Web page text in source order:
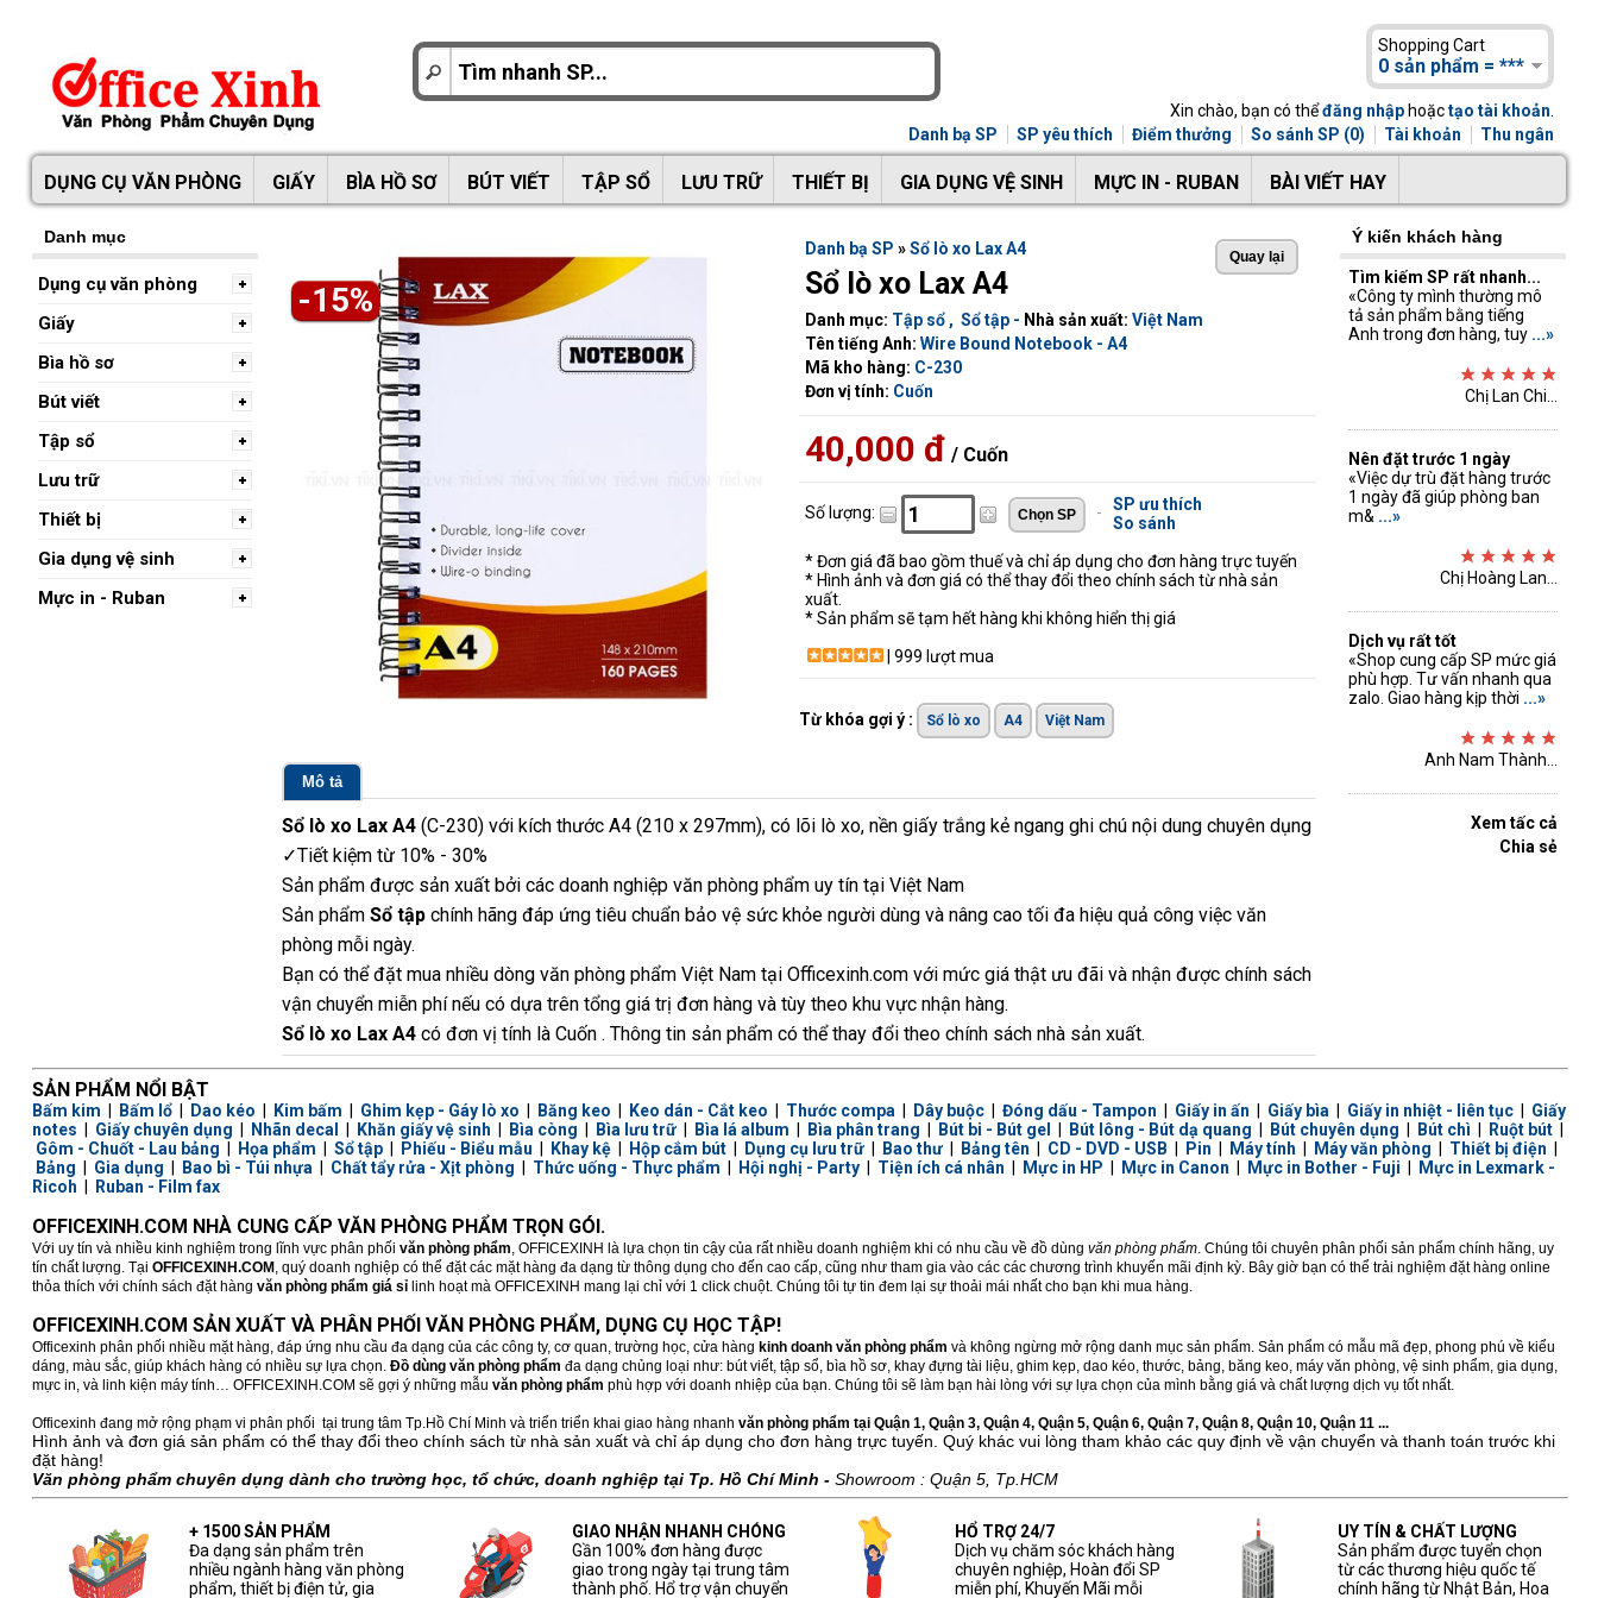
Shopping Cart
0 sản phẩm = ***
Xin chào, bạn có thểđăng nhập hoặctạo tài khoản
Danh bạ SP
SP yêu thích Điểm thưởng So sánh SP (0) Tài khoản Thu ngân
DỤNG CỤ VĂN PHÒNG GIẤY BÌA HỒ SƠ BÚT VIẾT TẬP SỔ LƯU TRỮ THIẾT BỊ GIA DỤNG VỆ SINH MỰC IN - RUBAN BÀI VIẾT HAY
Danh mục
Dụng cụ văn phòng
Giấy
Bìa hồ sơ
Bút viết
Tập sổ
Lưu trữ
Thiết bị
Gia dụng vệ sinh
Mực in - Ruban
Ý kiến khách hàng
Tìm kiếm SP rất nhanh...
«Công ty mình thường mô
tả sản phẩm bằng tiếng
Anh trong đơn hàng, tuy ...»
Chị Lan Chi...
Nên đặt trước 1 ngày
«Việc dự trù đặt hàng trước
1 ngày đã giúp phòng ban
m& ...»
Chị Hoàng Lan...
Dịch vụ rất tốt
«Shop cung cấp SP mức giá
phù hợp. Tư vấn nhanh qua
zalo. Giao hàng kịp thời ...»
Anh Nam Thành...
Xem tấc cả
Chia sẻ
-15%
Danh bạ SP »Sổ lò xo Lax A4
Sổ lò xo Lax A4
Danh mục: Tập sổ, Sổ tập- Nhà sản xuất: Việt Nam
Tên tiếng Anh: Wire Bound Notebook - A4
Mã kho hàng: C-230
Đơn vị tính: Cuốn
40,000 đ / Cuốn
Số lượng: - SP ưu thích
So sánh
* Đơn giá đã bao gồm thuế và chỉ áp dụng cho đơn hàng trực tuyến
* Hình ảnh và đơn giá có thể thay đổi theo chính sách từ nhà sản
xuất.
* Sản phẩm sẽ tạm hết hàng khi không hiển thị giá
| 999 lượt mua
Từ khóa gợi ý : Sổ lò xo A4 Việt Nam
Mô tả
Sổ lò xo Lax A4(C-230) với kích thước A4 (210 x 297mm), có lõi lò xo, nền giấy trắng kẻ ngang ghi chú nội dung chuyên dụng
✓Tiết kiệm từ 10% - 30%
Sản phẩm được sản xuất bởi các doanh nghiệp văn phòng phẩm uy tín tại Việt Nam
Sản phẩm Sổ tậpchính hãng đáp ứng tiêu chuẩn bảo vệ sức khỏe người dùng và nâng cao tối đa hiệu quả công việc văn
phòng mỗi ngày.
Bạn có thể đặt mua nhiều dòng văn phòng phẩm Việt Nam tại Officexinh.com với mức giá thật ưu đãi và nhận được chính sách
vận chuyển miễn phí nếu có dựa trên tổng giá trị đơn hàng và tùy theo khu vực nhận hàng.
Sổ lò xo Lax A4có đơn vị tính là Cuốn . Thông tin sản phẩm có thể thay đổi theo chính sách nhà sản xuất.
SẢN PHẨM NỔI BẬT
Bấm kim Bấm lổ| Dao kéo Kim bấm Ghim kẹp - Gáy lò xo Băng keo Keo dán - Cắt keo Thước compa Dây buộc| Đóng dấu - Tampon Giấy in ấn Giấy bìa Giấy in nhiệt - liên tục| Giấy
notes
Giấy chuyên dụng Nhãn decal Khăn giấy vệ sinh Bìa còng Bìa lưu trữ| Bìa lá album Bìa phân trang Bút bi - Bút gel Bút lông - Bút dạ quang Bút chuyên dụng Bút chì Ruột bút|
Gôm - Chuốt - Lau bảng
Họa phẩm Sổ tập| Phiếu - Biểu mẫu Khay kệ| Hộp cắm bút| Dụng cụ lưu trữ| Bao thư| Bảng tên CD - DVD - USB Pin Máy tính Máy văn phòng Thiết bị điện
Bảng
Gia dụng Bao bì - Túi nhựa Chất tẩy rửa - Xịt phòng Thức uống - Thực phẩm Hội nghị - Party| Tiện ích cá nhân Mực in HP Mực in Canon Mực in Bother - Fuji
Mực in Lexmark -
Ricoh
Ruban - Film fax
OFFICEXINH.COM NHÀ CUNG CẤP VĂN PHÒNG PHẨM TRỌN GÓI.
Với uy tín và nhiều kinh nghiệm trong lĩnh vực phân phối văn phòng phẩm, OFFICEXINH là lựa chọn tin cậy của rất nhiều doanh nghiệm khi có nhu cầu về đồ dùng văn phòng phẩm. Chúng tôi chuyên phân phối sản phẩm chính hãng, uy
tín chất lượng. Tại OFFICEXINH.COM , quý doanh nghiệp có thể đặt các mặt hàng đa dạng từ thông dụng cho đến cao cấp, cũng như tham gia vào các các chương trình khuyến mãi định kỳ. Bây giờ bạn có thể trải nghiệm đặt hàng online
thỏa thích với chính sách đặt hàng văn phòng phẩm giá sỉlinh hoạt mà OFFICEXINH mang lại chỉ với 1 click chuột. Chúng tôi tự tin đem lại sự thoải mái nhất cho bạn khi mua hàng.
OFFICEXINH.COM SẢN XUẤT VÀ PHÂN PHỐI VĂN PHÒNG PHẨM, DỤNG CỤ HỌC TẬP!
Officexinh phân phối nhiều mặt hàng, đáp ứng nhu cầu đa dạng của các công ty, cơ quan, trường học, cửa hàng kinh doanh văn phòng phẩm và không ngừng mở rộng danh mục sản phẩm. Sản phẩm có mẫu mã đẹp, phong phú về kiểu
dáng, màu sắc, giúp khách hàng có nhiều sự lựa chọn. Đồ dùng văn phòng phẩm đa dạng chủng loại như: bút viết, tập sổ, bìa hồ sơ, khay đựng tài liệu, ghim kẹp, dao kéo, thước, bảng, băng keo, máy văn phòng, vệ sinh phẩm, gia dụng,
mực in, và linh kiện máy tính… OFFICEXINH.COM sẽ gợi ý những mẫu văn phòng phẩm phù hợp với doanh nhiệp của bạn. Chúng tôi sẽ làm bạn hài lòng với sự lựa chọn của mình bằng giá và chất lượng dịch vụ tốt nhất.
Officexinh đang mở rộng phạm vi phân phối tại trung tâm Tp.Hồ Chí Minh và triển triển khai giao hàng nhanh văn phòng phẩm tại Quận 1, Quận 3, Quận 4, Quận 5, Quận 6, Quận 7, Quận 8, Quận 10, Quận 11 ...
Hình ảnh và đơn giá sản phẩm có thể thay đổi theo chính sách từ nhà sản xuất và chỉ áp dụng cho đơn hàng trực tuyến. Quý khác vui lòng tham khảo các quy định về vận chuyển và thanh toán trước khi
đặt hàng!
Văn phòng phẩm chuyên dụng dành cho trường học, tổ chức, doanh nghiệp tại Tp. Hồ Chí Minh - Showroom : Quận 5, Tp.HCM
+ 1500 SẢN PHẨM
Đa dạng sản phẩm trên
nhiều ngành hàng văn phòng
phẩm, thiết bị điện tử, gia
GIAO NHẬN NHANH CHÓNG
Gần 100% đơn hàng được
giao trong ngày tại trung tâm
thành phố. Hổ trợ vận chuyển
HỔ TRỢ 24/7
Dịch vụ chăm sóc khách hàng
chuyên nghiệp, Hoàn đổi SP
miễn phí, Khuyến Mãi mỗi
UY TÍN & CHẤT LƯỢNG
Sản phẩm được tuyển chọn
từ các thương hiệu quốc tế
chính hãng từ Nhật Bản, Hoa